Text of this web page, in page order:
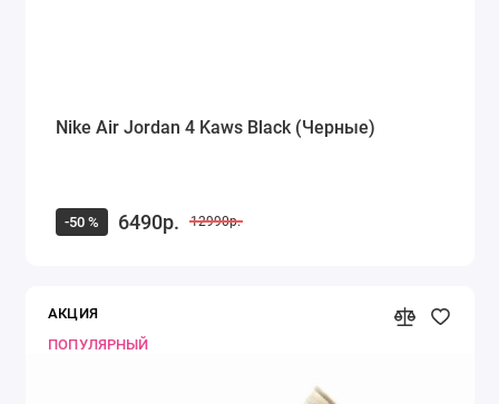
Nike Air Jordan 4 Kaws Black (Черные)
-50 % 6490р. 12990р.
АКЦИЯ
ПОПУЛЯРНЫЙ